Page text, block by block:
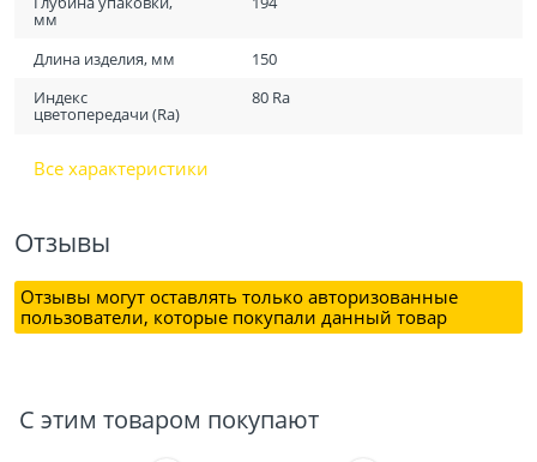
мм
Длина изделия, мм
150
Индекс
цветопередачи (Ra)
80 Ra
Все характеристики
Отзывы
Отзывы могут оставлять только авторизованные
пользователи, которые покупали данный товар
С этим товаром покупают